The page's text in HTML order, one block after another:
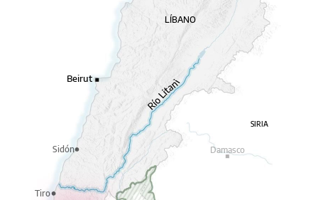
LÍBANO
Beirut
SIRIA
Sidón Damasco
Tiro